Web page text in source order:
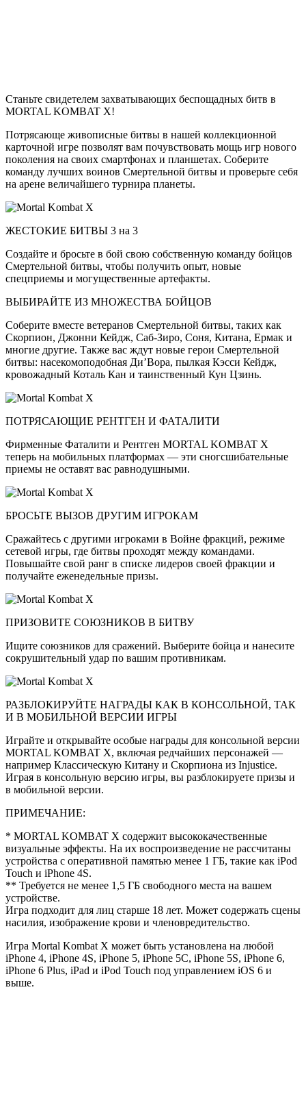
Станьте свидетелем захватывающих беспощадных битв в
MORTAL KOMBAT X!
Потрясающе живописные битвы в нашей коллекционной
карточной игре позволят вам почувствовать мощь игр нового
поколения на своих смартфонах и планшетах. Соберите
команду лучших воинов Смертельной битвы и проверьте себя
на арене величайшего турнира планеты.
ЖЕСТОКИЕ БИТВЫ 3 на 3
Создайте и бросьте в бой свою собственную команду бойцов
Смертельной битвы, чтобы получить опыт, новые
спецприемы и могущественные артефакты.
ВЫБИРАЙТЕ ИЗ МНОЖЕСТВА БОЙЦОВ
Соберите вместе ветеранов Смертельной битвы, таких как
Скорпион, Джонни Кейдж, Саб-Зиро, Соня, Китана, Ермак и
многие другие. Также вас ждут новые герои Смертельной
битвы: насекомоподобная Ди’Вора, пылкая Кэсси Кейдж,
кровожадный Коталь Кан и таинственный Кун Цзинь.
ПОТРЯСАЮЩИЕ РЕНТГЕН И ФАТАЛИТИ
Фирменные Фаталити и Рентген MORTAL KOMBAT X
теперь на мобильных платформах — эти сногсшибательные
приемы не оставят вас равнодушными.
БРОСЬТЕ ВЫЗОВ ДРУГИМ ИГРОКАМ
Сражайтесь с другими игроками в Войне фракций, режиме
сетевой игры, где битвы проходят между командами.
Повышайте свой ранг в списке лидеров своей фракции и
получайте еженедельные призы.
ПРИЗОВИТЕ СОЮЗНИКОВ В БИТВУ
Ищите союзников для сражений. Выберите бойца и нанесите
сокрушительный удар по вашим противникам.
РАЗБЛОКИРУЙТЕ НАГРАДЫ КАК В КОНСОЛЬНОЙ, ТАК
И В МОБИЛЬНОЙ ВЕРСИИ ИГРЫ
Играйте и открывайте особые награды для консольной версии
MORTAL KOMBAT X, включая редчайших персонажей —
например Классическую Китану и Скорпиона из Injustice.
Играя в консольную версию игры, вы разблокируете призы и
в мобильной версии.
ПРИМЕЧАНИЕ:
* MORTAL KOMBAT X содержит высококачественные
визуальные эффекты. На их воспроизведение не рассчитаны
устройства с оперативной памятью менее 1 ГБ, такие как iPod
Touch и iPhone 4S.
** Требуется не менее 1,5 ГБ свободного места на вашем
устройстве.
Игра подходит для лиц старше 18 лет. Может содержать сцены
насилия, изображение крови и членовредительство.
Игра Mortal Kombat X может быть установлена на любой
iPhone 4, iPhone 4S, iPhone 5, iPhone 5C, iPhone 5S, iPhone 6,
iPhone 6 Plus, iPad и iPod Touch под управлением iOS 6 и
выше.